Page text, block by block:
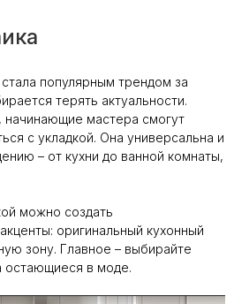
популярным трендом за
терять актуальности.
начинающие мастера смогут
с укладкой. Она универсальна и
– от кухни до ванной комнаты,
можно создать
оригинальный кухонный
зону. Главное – выбирайте
остающиеся в моде.